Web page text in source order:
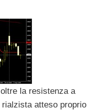
la resistenza a
rialzista atteso proprio